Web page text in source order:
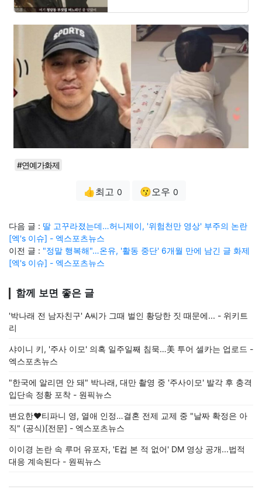
#연예가화제
👍최고 0 😗오우 0
다음 글 : 딸 고꾸라졌는데…허니제이, '위험천만 영상' 부주의 논란
[엑's 이슈] - 엑스포츠뉴스
이전 글 : "정말 행복해"…온유, '활동 중단' 6개월 만에 남긴 글 화제
[엑's 이슈] - 엑스포츠뉴스
함께 보면 좋은 글
'박나래 전 남자친구' A씨가 그때 벌인 황당한 짓 때문에... - 위키트
리
샤이니 키, '주사 이모' 의혹 일주일째 침묵…美 투어 셀카는 업로드 -
엑스포츠뉴스
"한국에 알리면 안 돼" 박나래, 대만 촬영 중 '주사이모' 발각 후 충격
입단속 정황 포착 - 원픽뉴스
변요한♥티파니 영, 열애 인정…결혼 전제 교제 중 "날짜 확정은 아
직" (공식)[전문] - 엑스포츠뉴스
이이경 논란 속 루머 유포자, 'E컵 본 적 없어' DM 영상 공개...법적
대응 계속된다 - 원픽뉴스